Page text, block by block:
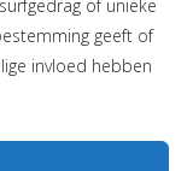
of unieke
geeft of
invloed hebben